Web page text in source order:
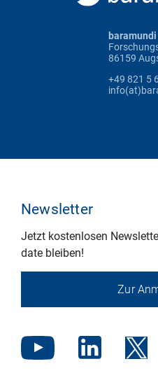
86159
+49 821 5
Newsletter
Jetzt kostenlosen
date bleiben!
Zur